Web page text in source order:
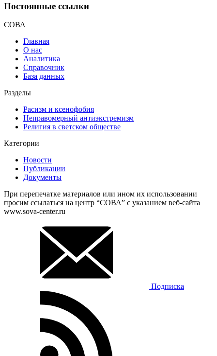
Постоянные ссылки
СОВА
Главная
О нас
Аналитика
Справочник
База данных
Разделы
Расизм и ксенофобия
Неправомерный антиэкстремизм
Религия в светском обществе
Категории
Новости
Публикации
Документы
При перепечатке материалов или ином их использовании
просим ссылаться на центр “СОВА” с указанием веб-сайта
www.sova-center.ru
Подписка